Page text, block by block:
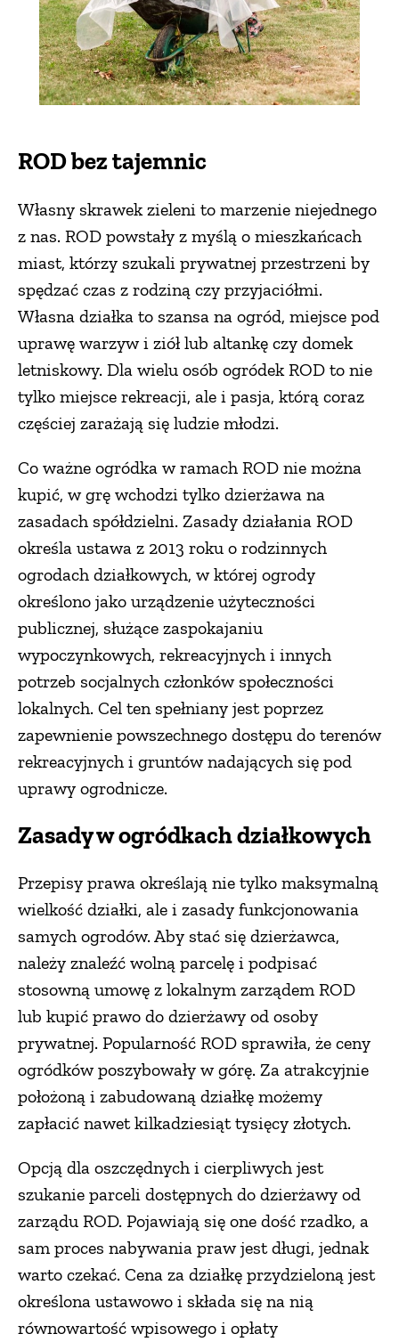
ROD bez tajemnic
Własny skrawek zieleni to marzenie niejednego
z nas. ROD powstały z myślą o mieszkańcach
miast, którzy szukali prywatnej przestrzeni by
spędzać czas z rodziną czy przyjaciółmi.
Własna działka to szansa na ogród, miejsce pod
uprawę warzyw i ziół lub altankę czy domek
letniskowy. Dla wielu osób ogródek ROD to nie
tylko miejsce rekreacji, ale i pasja, którą coraz
częściej zarażają się ludzie młodzi.
Co ważne ogródka w ramach ROD nie można
kupić, w grę wchodzi tylko dzierżawa na
zasadach spółdzielni. Zasady działania ROD
określa ustawa z 2013 roku o rodzinnych
ogrodach działkowych, w której ogrody
określono jako urządzenie użyteczności
publicznej, służące zaspokajaniu
wypoczynkowych, rekreacyjnych i innych
potrzeb socjalnych członków społeczności
lokalnych. Cel ten spełniany jest poprzez
zapewnienie powszechnego dostępu do terenów
rekreacyjnych i gruntów nadających się pod
uprawy ogrodnicze.
Zasady w ogródkach działkowych
Przepisy prawa określają nie tylko maksymalną
wielkość działki, ale i zasady funkcjonowania
samych ogrodów. Aby stać się dzierżawca,
należy znaleźć wolną parcelę i podpisać
stosowną umowę z lokalnym zarządem ROD
lub kupić prawo do dzierżawy od osoby
prywatnej. Popularność ROD sprawiła, że ceny
ogródków poszybowały w górę. Za atrakcyjnie
położoną i zabudowaną działkę możemy
zapłacić nawet kilkadziesiąt tysięcy złotych.
Opcją dla oszczędnych i cierpliwych jest
szukanie parceli dostępnych do dzierżawy od
zarządu ROD. Pojawiają się one dość rzadko, a
sam proces nabywania praw jest długi, jednak
warto czekać. Cena za działkę przydzieloną jest
określona ustawowo i składa się na nią
równowartość wpisowego i opłaty